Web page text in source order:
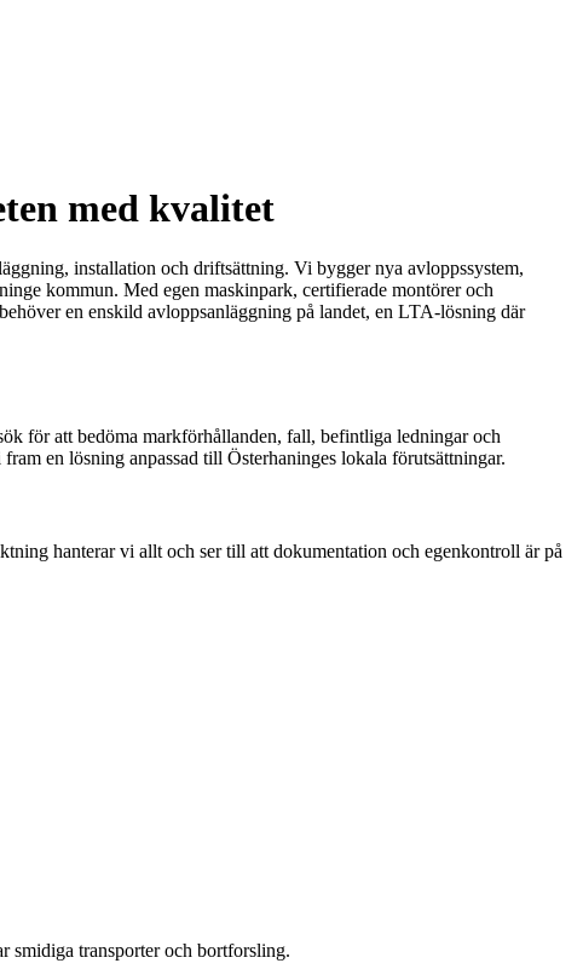
med kvalitet
installation och driftsättning. Vi bygger nya avloppssystem,
kommun. Med egen maskinpark, certifierade montörer och
en enskild avloppsanläggning på landet, en LTA-lösning där
för att bedöma markförhållanden, fall, befintliga ledningar och
en lösning anpassad till Österhaninges lokala förutsättningar.
hanterar vi allt och ser till att dokumentation och egenkontroll är på
smidiga transporter och bortforsling.